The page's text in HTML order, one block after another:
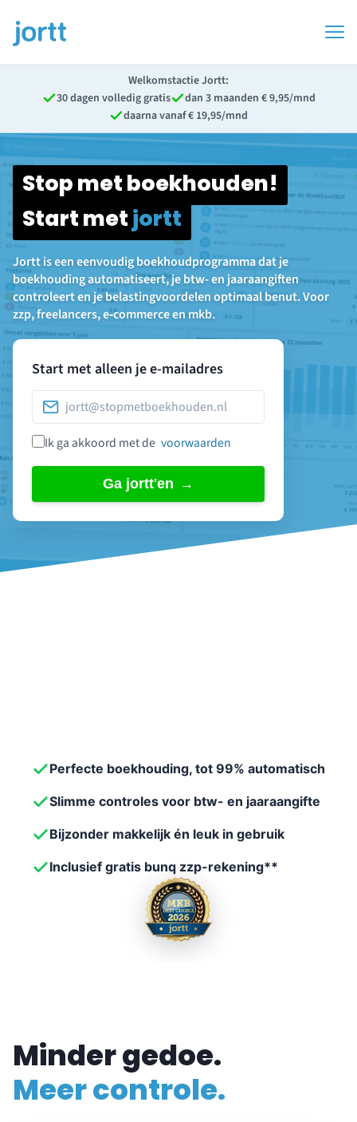
Welkomstactie Jortt:
30 dagen volledig gratis
dan 3 maanden € 9,95/mnd
daarna vanaf € 19,95/mnd
Stop met boekhouden!
Start metjortt
Jortt is een eenvoudig boekhoudprogramma dat je
boekhouding automatiseert, je btw- en jaaraangiften
controleert en je belastingvoordelen optimaal benut. Voor
zzp, freelancers, e‑commerce en mkb.
Start met alleen je e-mailadres
Ik ga akkoord met de voorwaarden
Ga jortt'en
Perfecte boekhouding, tot 99% automatisch
Slimme controles voor btw- en jaaraangifte
Bijzonder makkelijk én leuk in gebruik
Inclusief gratis bunq zzp-rekening**
Minder gedoe.
Meer controle.